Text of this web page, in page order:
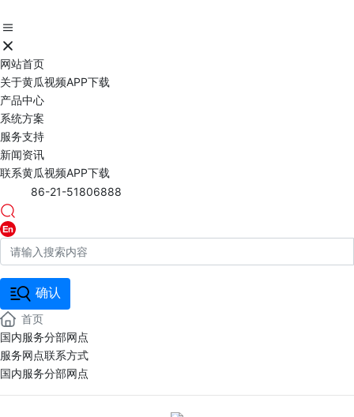
网站首页
关于黄瓜视频APP下载
产品中心
系统方案
服务支持
新闻资讯
联系黄瓜视频APP下载
86-21-51806888
确认
首页
国内服务分部网点
服务网点联系方式
国内服务分部网点